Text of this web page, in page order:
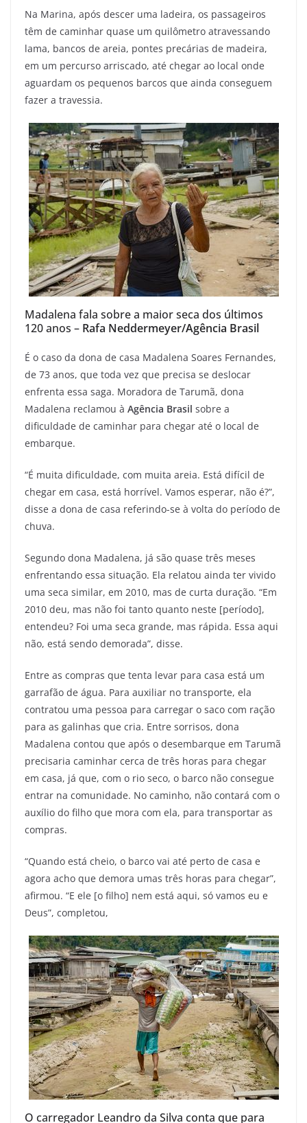
Na Marina, após descer uma ladeira, os passageiros
têm de caminhar quase um quilômetro atravessando
lama, bancos de areia, pontes precárias de madeira,
em um percurso arriscado, até chegar ao local onde
aguardam os pequenos barcos que ainda conseguem
fazer a travessia.
Madalena fala sobre a maior seca dos últimos
120 anos – Rafa Neddermeyer/Agência Brasil
É o caso da dona de casa Madalena Soares Fernandes,
de 73 anos, que toda vez que precisa se deslocar
enfrenta essa saga. Moradora de Tarumã, dona
Madalena reclamou à Agência Brasil sobre a
dificuldade de caminhar para chegar até o local de
embarque.
“É muita dificuldade, com muita areia. Está difícil de
chegar em casa, está horrível. Vamos esperar, não é?”,
disse a dona de casa referindo-se à volta do período de
chuva.
Segundo dona Madalena, já são quase três meses
enfrentando essa situação. Ela relatou ainda ter vivido
uma seca similar, em 2010, mas de curta duração. “Em
2010 deu, mas não foi tanto quanto neste [período],
entendeu? Foi uma seca grande, mas rápida. Essa aqui
não, está sendo demorada”, disse.
Entre as compras que tenta levar para casa está um
garrafão de água. Para auxiliar no transporte, ela
contratou uma pessoa para carregar o saco com ração
para as galinhas que cria. Entre sorrisos, dona
Madalena contou que após o desembarque em Tarumã
precisaria caminhar cerca de três horas para chegar
em casa, já que, com o rio seco, o barco não consegue
entrar na comunidade. No caminho, não contará com o
auxílio do filho que mora com ela, para transportar as
compras.
“Quando está cheio, o barco vai até perto de casa e
agora acho que demora umas três horas para chegar”,
afirmou. “E ele [o filho] nem está aqui, só vamos eu e
Deus”, completou,
O carregador Leandro da Silva conta que para